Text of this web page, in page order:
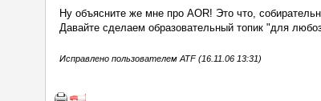
Ну объясните же мне про AOR! Это что,
Давайте сделаем образовательный топик "для
Исправлено пользователем ATF (16.11.06 13:31)